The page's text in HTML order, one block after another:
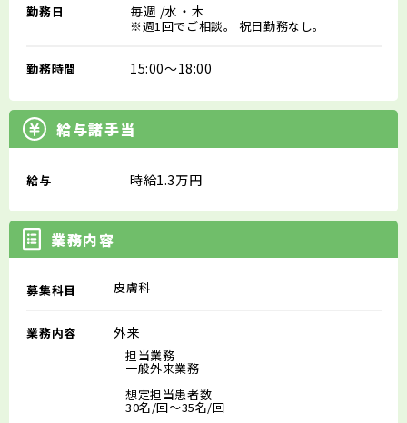
勤務日 毎週 /水・木
※週1回でご相談。 祝日勤務なし。
勤務時間 15:00～18:00
給与諸手当
給与 時給1.3万円
業務内容
募集科目 皮膚科
業務内容 外来
担当業務
一般外来業務
想定担当患者数
30名/回～35名/回